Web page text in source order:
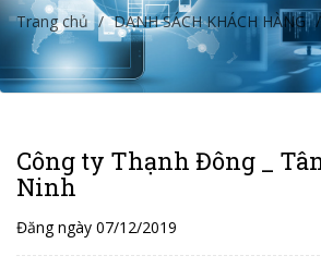
Trang chủ / DANH SÁCH KHÁCH HÀNG /
Công ty Thạnh Đông _
Ninh
Đăng ngày 07/12/2019